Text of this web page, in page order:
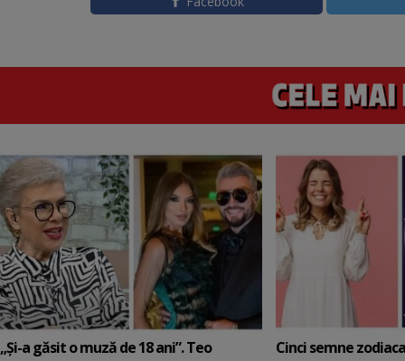
„Și-a găsit o muză de 18 ani”. Teo Cinci semne